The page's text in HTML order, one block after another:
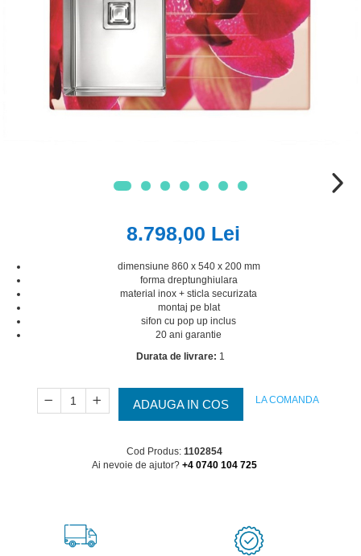
8.798,00 Lei
dimensiune 860 x 540 x 200 mm
forma dreptunghiulara
material inox + sticla securizata
montaj pe blat
sifon cu pop up inclus
20 ani garantie
Durata de livrare: 1
ADAUGA IN COS LA COMANDA
Cod Produs: 1102854
Ai nevoie de ajutor? +4 0740 104 725